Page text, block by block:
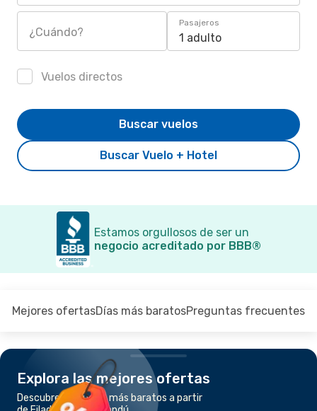
¿Cuándo?
Pasajeros
1 adulto
Vuelos directos
Buscar Vuelo + Hotel
Buscar vuelos
Estamos orgullosos de ser un
negocio acreditado por BBB®
Mejores ofertasDías más baratosPreguntas frecuentes
Explora las mejores ofertas
Descubre los vuelos más baratos a partir